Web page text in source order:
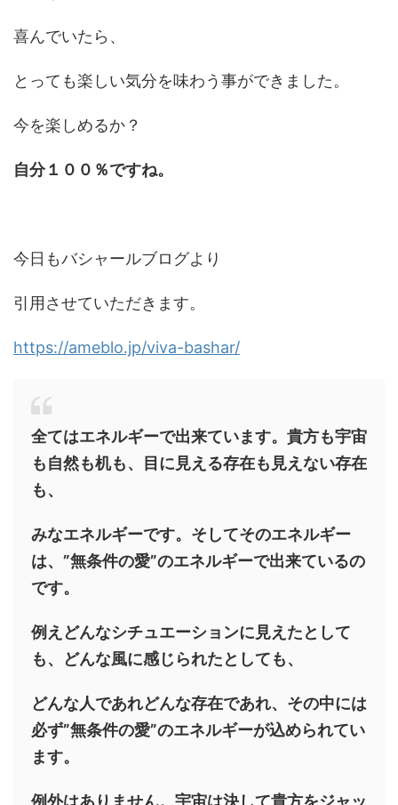
喜んでいたら、
とっても楽しい気分を味わう事ができました。
今を楽しめるか？
自分１００％ですね。
今日もバシャールブログより
引用させていただきます。
https://ameblo.jp/viva-bashar/
全てはエネルギーで出来ています。貴方も宇宙
も自然も机も、目に見える存在も見えない存在
も、
みなエネルギーです。そしてそのエネルギー
は、”無条件の愛”のエネルギーで出来ているの
です。
例えどんなシチュエーションに見えたとして
も、どんな風に感じられたとしても、
どんな人であれどんな存在であれ、その中には
必ず”無条件の愛”のエネルギーが込められてい
ます。
例外はありません。宇宙は決して貴方をジャッ